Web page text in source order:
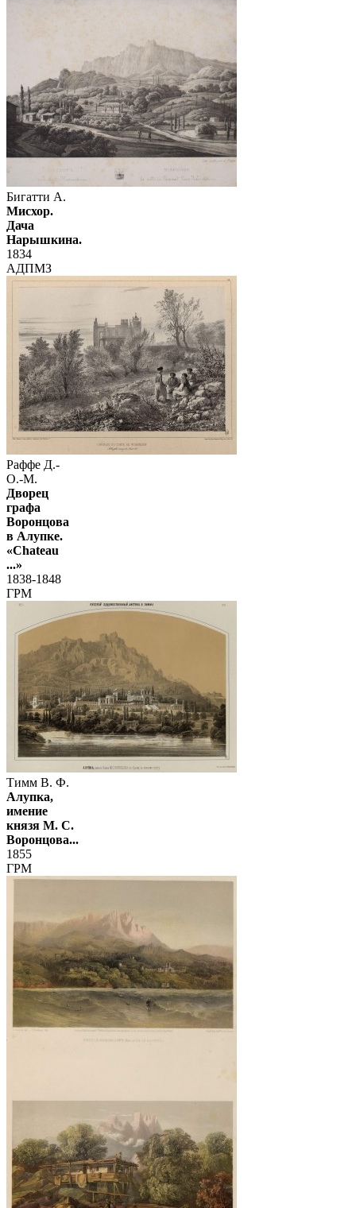
Бигатти А.
Мисхор.
Дача
Нарышкина.
1834
АДПМЗ
Раффе Д.-
О.-М.
Дворец
графа
Воронцова
в Алупке.
«Chateau
...»
1838-1848
ГРМ
Тимм В. Ф.
Алупка,
имение
князя М. С.
Воронцова...
1855
ГРМ